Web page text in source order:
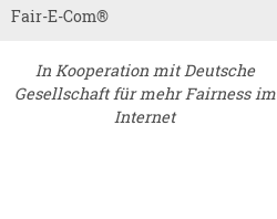
Fair-E-Com®
In Kooperation mit Deutsche
Gesellschaft für mehr Fairness im
Internet